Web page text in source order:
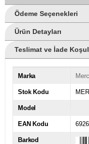
Ödeme Seçenekleri
Ürün Detayları
Teslimat ve İade
Marka
Stok Kodu
Model
EAN Kodu
Barkod